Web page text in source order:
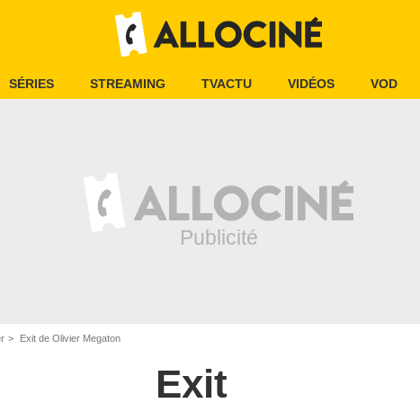
SÉRIES STREAMING TVACTU VIDÉOS VOD
Exit de Olivier Megaton
Exit